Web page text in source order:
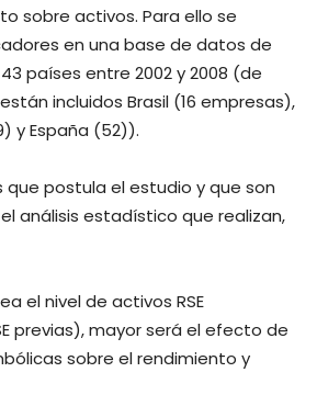
sobre activos. Para ello se
en una base de datos de
países entre 2002 y 2008 (de
incluidos Brasil (16 empresas),
y España (52)).
que postula el estudio y que son
análisis estadístico que realizan,
el nivel de activos RSE
previas), mayor será el efecto de
sobre el rendimiento y